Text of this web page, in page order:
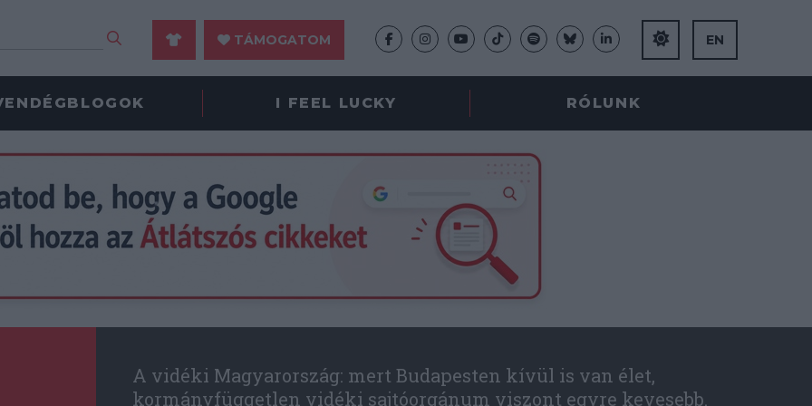
TÁMOGATOM EN
I FEEL LUCKY RÓLUNK
A vidéki Magyarország: mert Budapesten kívül is van élet,
kormányfüggetlen vidéki sajtóorgánum viszont egyre kevesebb.